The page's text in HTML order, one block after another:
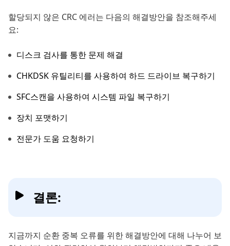
할당되지 않은 CRC 에러는 다음의 해결방안을 참조해주세
요:
디스크 검사를 통한 문제 해결
CHKDSK 유틸리티를 사용하여 하드 드라이브 복구하기
SFC스캔을 사용하여 시스템 파일 복구하기
장치 포맷하기
전문가 도움 요청하기
결론:
지금까지 순환 중복 오류를 위한 해결방안에 대해 나누어 보